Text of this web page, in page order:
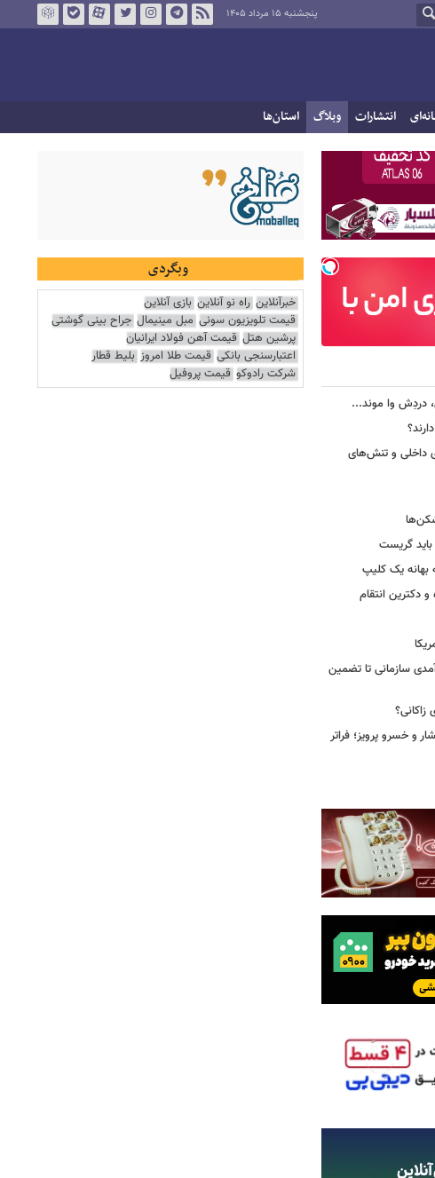
پنجشنبه ۱۵ مرداد ۱۴۰۵
انتشارات وبلاگ استان‌ها
دردِش وا موند...
داخلی و تنش‌های
باید گریست
یک کلیپ
دکترین انتقام
سازمانی تا تضمین
و خسرو پرویز؛ فراتر
وبگردی
خبرآنلاین راه نو آنلاین بازی آنلاین
قیمت تلویزیون سونی مبل مینیمال جراح بینی گوشتی
پرشین هتل قیمت آهن فولاد ایرانیان
اعتبارسنجی بانکی قیمت طلا امروز بلیط قطار
شرکت رادوکو قیمت پروفیل